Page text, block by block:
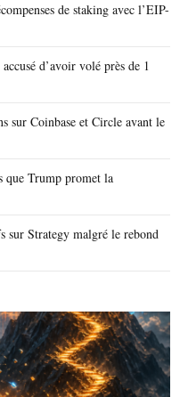
de staking avec l’EIP-
d’avoir volé près de 1
sur Coinbase et Circle avant le
que Trump promet la
sur Strategy malgré le rebond